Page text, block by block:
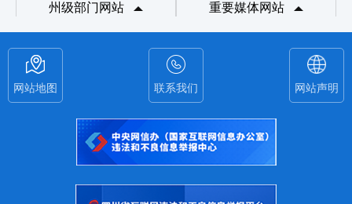
州级部门网站 重要媒体网站
网站地图 联系我们 网站声明